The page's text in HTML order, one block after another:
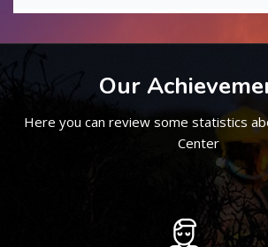
Our
Here you can review some statistics
Center